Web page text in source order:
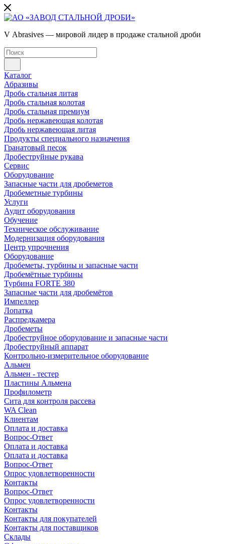
V Abrasives — мировой лидер в продаже стальной дроби
Каталог
Абразивы
Дробь стальная литая
Дробь стальная колотая
Дробь стальная премиум
Дробь нержавеющая колотая
Дробь нержавеющая литая
Продукты специального назначения
Гранатовый песок
Дробеструйные рукава
Сервис
Оборудование
Запасные части для дробеметов
Дробеметные турбины
Услуги
Аудит оборудования
Обучение
Техническое обслуживание
Модернизация оборудования
Центр упрочнения
Оборудование
Дробеметы, турбины и запасные части
Дробемётные турбины
Турбина FORTE 380
Запасные части для дробемётов
Импеллер
Лопатка
Распредкамера
Дробеметы
Дробеструйное оборудование и запасные части
Дробеструйный аппарат
Контрольно-измерительное оборудование
Альмен
Альмен - тестер
Пластины Альмена
Профилометр
Сита для контроля рассева
WA Clean
Клиентам
Оплата и доставка
Вопрос-Ответ
Оплата и доставка
Оплата и доставка
Вопрос-Ответ
Опрос удовлетворенности
Контакты
Вопрос-Ответ
Опрос удовлетворенности
Контакты
Контакты для покупателей
Контакты для поставщиков
Склады